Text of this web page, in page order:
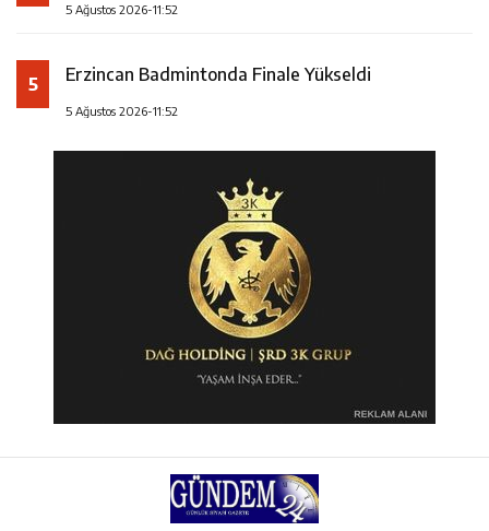
5 Ağustos 2026-11:52
5 Erzincan Badmintonda Finale Yükseldi
5 Ağustos 2026-11:52